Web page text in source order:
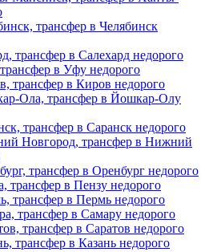
трансфер в Челябинск
трансфер в Салехард недорого
в Уфу недорого
трансфер в Киров недорого
Ола, трансфер в Йошкар-Олу
трансфер в Саранск недорого
Новгород, трансфер в Нижний
трансфер в Оренбург недорого
трансфер в Пензу недорого
трансфер в Пермь недорого
трансфер в Самару недорого
трансфер в Саратов недорого
трансфер в Казань недорого